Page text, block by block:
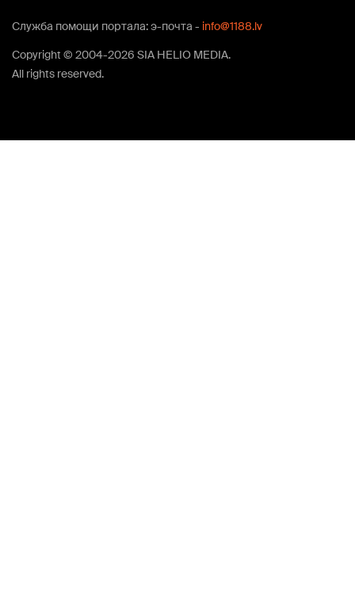
Служба помощи портала: э-почта - info@1188.lv
Copyright © 2004-2026 SIA HELIO MEDIA.
All rights reserved.